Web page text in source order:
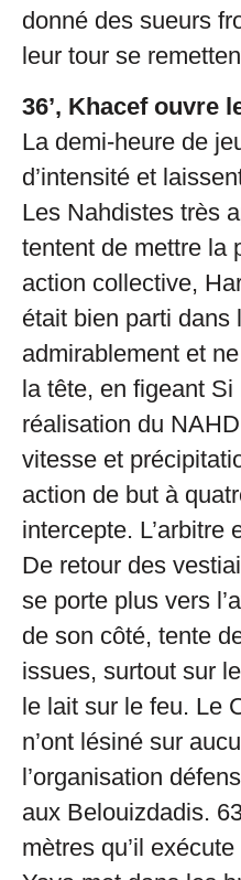
donné des sueurs
leur tour se
36’, Khacef ouvre
La demi-heure de
d’intensité et
Les Nahdistes très
tentent de mettre la
action collective,
était bien parti dans
admirablement et
la tête, en figeant
réalisation du
vitesse et
action de but à
intercepte. L’arbitre
De retour des
se porte plus vers
de son côté, tente
issues, surtout sur
le lait sur le feu. Le
n’ont lésiné sur
l’organisation
aux Belouizdadis.
mètres qu’il